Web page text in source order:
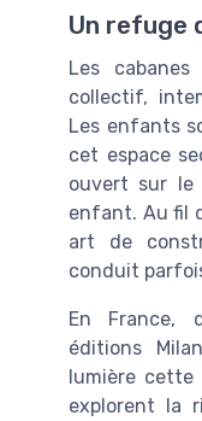
Un refuge
Les
collectif,
Les enfants
cet espace
ouvert sur le
enfant. Au fil
art de
conduit
En France,
éditions Milan
lumière
explorent la